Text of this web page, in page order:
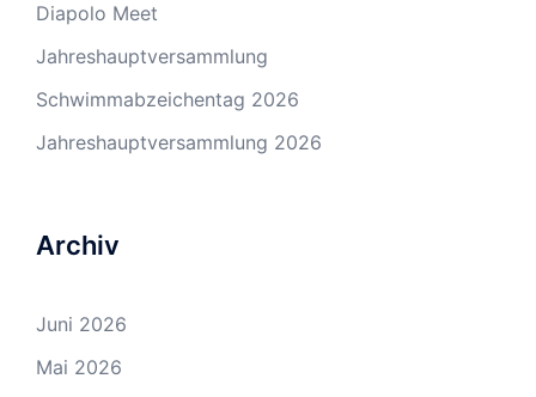
Diapolo Meet
Jahreshauptversammlung
Schwimmabzeichentag 2026
Jahreshauptversammlung 2026
Archiv
Juni 2026
Mai 2026